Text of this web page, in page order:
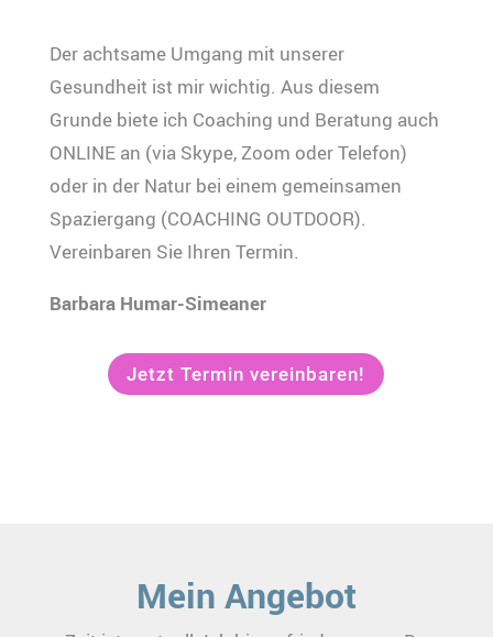
Der achtsame Umgang mit unserer
Gesundheit ist mir wichtig. Aus diesem
Grunde biete ich Coaching und Beratung auch
ONLINE an (via Skype, Zoom oder Telefon)
oder in der Natur bei einem gemeinsamen
Spaziergang (COACHING OUTDOOR).
Vereinbaren Sie Ihren Termin.
Barbara Humar-Simeaner
Jetzt Termin vereinbaren!
Mein Angebot